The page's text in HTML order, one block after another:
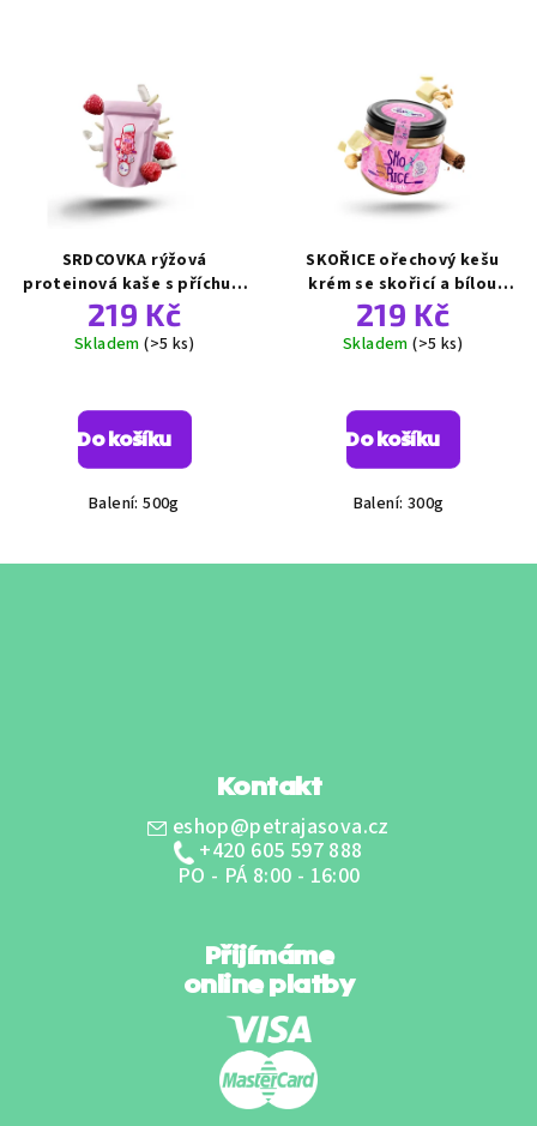
SRDCOVKA rýžová
proteinová kaše s příchutí
malin
219 Kč
Skladem(>5 ks)
hodnocení
produktu
z
Do košíku
Balení: 500g
SKOŘICE ořechový kešu
krém se skořicí a bílou
čokoládou
219 Kč
Skladem(>5 ks)
hodnocení
produktu
z
Do košíku
Balení: 300g
Kontakt
eshop@petrajasova.cz
+420 605 597 888
PO - PÁ 8:00 - 16:00
Přijímáme
online platby